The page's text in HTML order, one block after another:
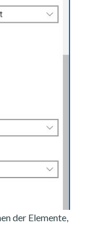
der Elemente,